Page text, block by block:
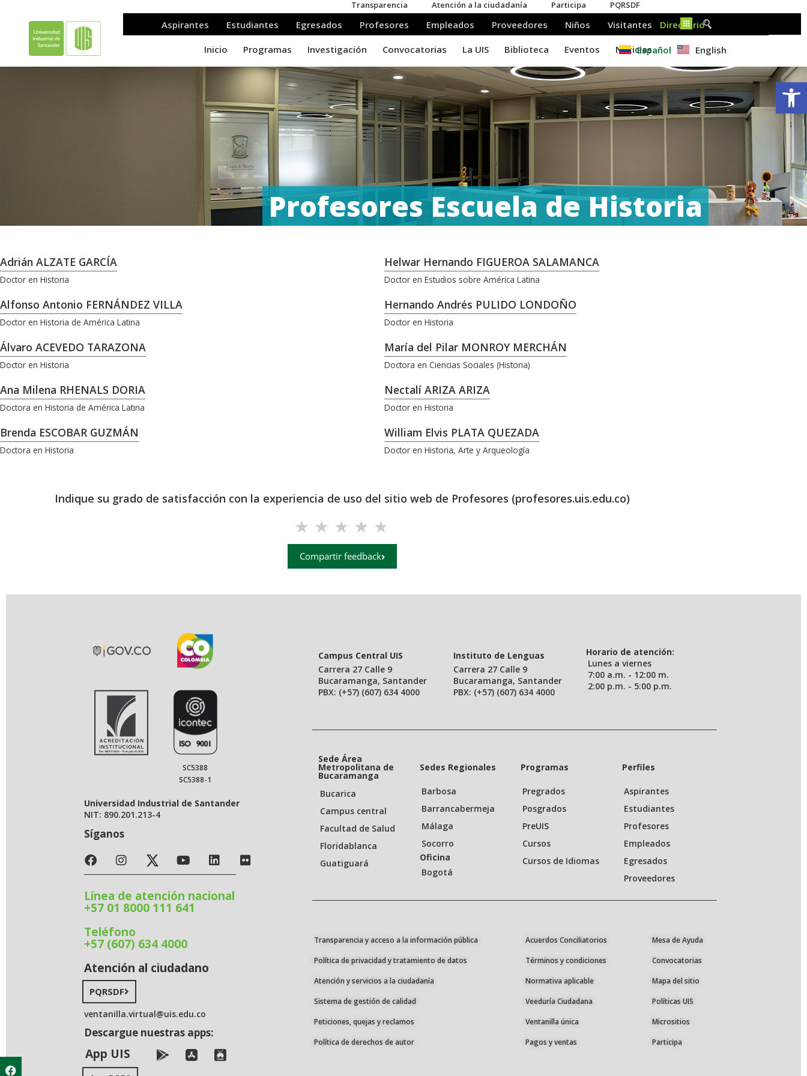
Español English
Profesores Escuela de Historia
Adrián ALZATE GARCÍA
Doctor en Historia
Alfonso Antonio FERNÁNDEZ VILLA
Doctor en Historia de América Latina
Álvaro ACEVEDO TARAZONA
Doctor en Historia
Ana Milena RHENALS DORIA
Doctora en Historia de América Latina
Brenda ESCOBAR GUZMÁN
Doctora en Historia
Helwar Hernando FIGUEROA SALAMANCA
Doctor en Estudios sobre América Latina
Hernando Andrés PULIDO LONDOÑO
Doctor en Historia
María del Pilar MONROY MERCHÁN
Doctora en Ciencias Sociales (Historia)
Nectalí ARIZA ARIZA
Doctor en Historia
William Elvis PLATA QUEZADA
Doctor en Historia, Arte y Arqueología
Indique su grado de satisfacción con la experiencia de uso del sitio web de Profesores (profesores.uis.edu.co)